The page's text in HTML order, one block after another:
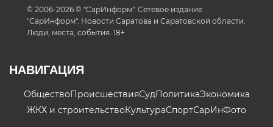
© 2006-2026 © "СарИнформ". Сетевое издание
"СарИнформ". Новости Саратова и Саратовской области.
Люди, места, события. 18+
НАВИГАЦИЯ
ОбществоПроисшествияСудПолитикаЭкономика
ЖКХ и строительствоКультураСпортСарИнФото